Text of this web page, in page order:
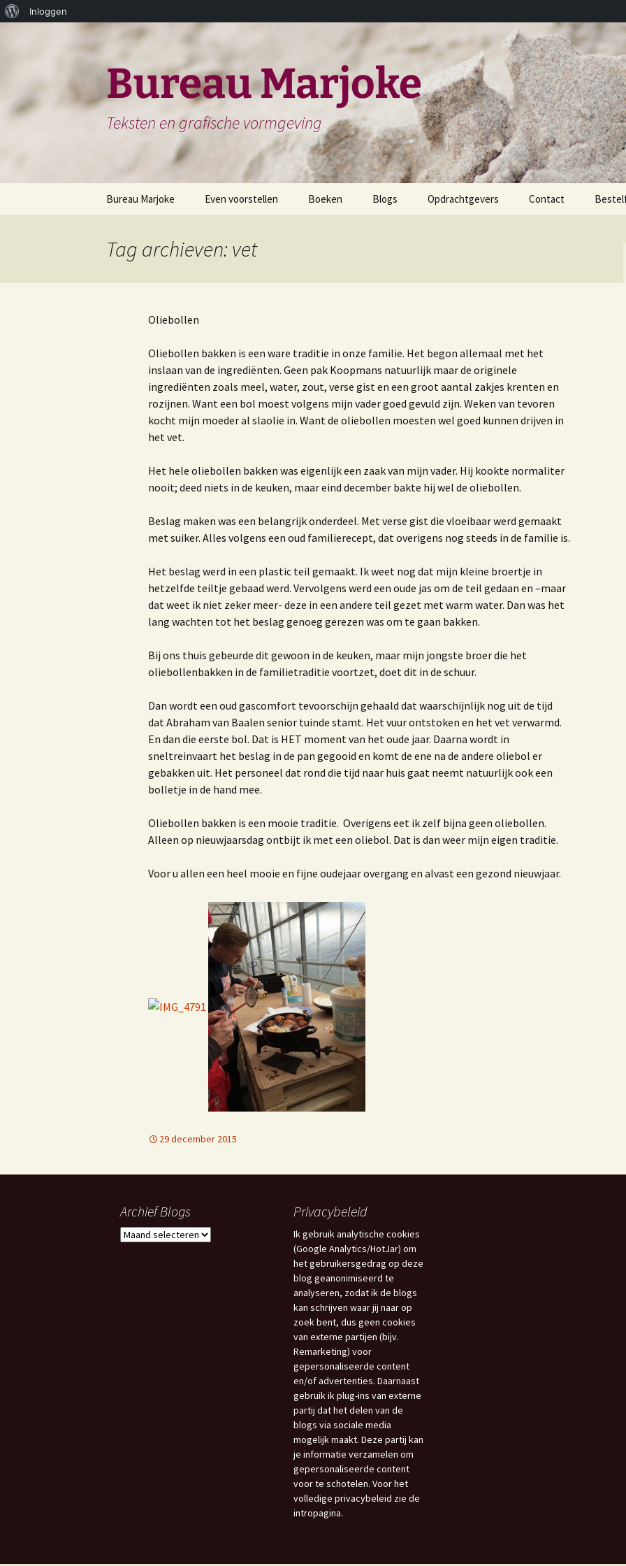
Over
Inloggen
Bureau Marjoke
Teksten en grafische vormgeving
Bureau Marjoke
Biografie
teksten
Nieuwsbrieven of blogs
Workshop ‘Bloggen, iets
Even voorstellen Boeken
Het leven en werken van
Antoni van Leeuwenhoek
boek ‘De dag dat mijn
Vormgeving
Boerenhofstede
Wateringen
Het verhaal van Leen
Vrijland
Waar ik woon en wie ik
ben uitgave 2020
Waar ik woon en wie ik
ben
Enters
Kunst & Poezië
Mijn gevaren koers
100 jaar trouwen in het
Westland
We benne samen een
De zee, het strand, de
rand van Westland
Combiplant groeit al 75
jaar
Het Westlandboek;
fotoboek over de
tuinbouwstreek
Mensen om mij heen
Een Kwestie van Geluk
Blogs Opdrachtgevers Contact
Tag archieven: vet
Oliebollen
Oliebollen bakken is een ware traditie in onze familie. Het begon allemaal met het
inslaan van de ingrediënten. Geen pak Koopmans natuurlijk maar de originele
ingrediënten zoals meel, water, zout, verse gist en een groot aantal zakjes krenten en
rozijnen. Want een bol moest volgens mijn vader goed gevuld zijn. Weken van tevoren
kocht mijn moeder al slaolie in. Want de oliebollen moesten wel goed kunnen drijven in
het vet.
Het hele oliebollen bakken was eigenlijk een zaak van mijn vader. Hij kookte normaliter
nooit; deed niets in de keuken, maar eind december bakte hij wel de oliebollen.
Beslag maken was een belangrijk onderdeel. Met verse gist die vloeibaar werd gemaakt
met suiker. Alles volgens een oud familierecept, dat overigens nog steeds in de familie is.
Het beslag werd in een plastic teil gemaakt. Ik weet nog dat mijn kleine broertje in
hetzelfde teiltje gebaad werd. Vervolgens werd een oude jas om de teil gedaan en –maar
dat weet ik niet zeker meer- deze in een andere teil gezet met warm water. Dan was het
lang wachten tot het beslag genoeg gerezen was om te gaan bakken.
Bij ons thuis gebeurde dit gewoon in de keuken, maar mijn jongste broer die het
oliebollenbakken in de familietraditie voortzet, doet dit in de schuur.
Dan wordt een oud gascomfort tevoorschijn gehaald dat waarschijnlijk nog uit de tijd
dat Abraham van Baalen senior tuinde stamt. Het vuur ontstoken en het vet verwarmd.
En dan die eerste bol. Dat is HET moment van het oude jaar. Daarna wordt in
sneltreinvaart het beslag in de pan gegooid en komt de ene na de andere oliebol er
gebakken uit. Het personeel dat rond die tijd naar huis gaat neemt natuurlijk ook een
bolletje in de hand mee.
Oliebollen bakken is een mooie traditie. Overigens eet ik zelf bijna geen oliebollen.
Alleen op nieuwjaarsdag ontbijt ik met een oliebol. Dat is dan weer mijn eigen traditie.
Voor u allen een heel mooie en fijne oudejaar overgang en alvast een gezond nieuwjaar.
29 december 2015
Archief Blogs
Archief
Privacybeleid
Ik gebruik analytische cookies
(Google Analytics/HotJar) om
het gebruikersgedrag op deze
blog geanonimiseerd te
analyseren, zodat ik de blogs
kan schrijven waar jij naar op
zoek bent, dus geen cookies
van externe partijen (bijv.
Remarketing) voor
gepersonaliseerde content
en/of advertenties. Daarnaast
gebruik ik plug-ins van externe
partij dat het delen van de
blogs via sociale media
mogelijk maakt. Deze partij kan
je informatie verzamelen om
gepersonaliseerde content
voor te schotelen. Voor het
volledige privacybeleid zie de
intropagina.